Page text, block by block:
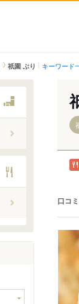
祇園 ぶり キーワード
三
蹴上駅
清水
三条
口コ